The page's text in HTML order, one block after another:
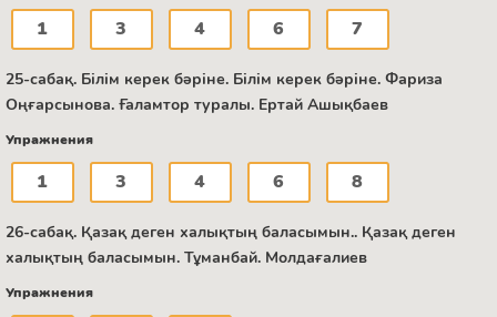
1 3 4 6 7
25-сабақ. Білім керек бәріне. Білім керек бәріне. Фариза
Оңғарсынова. Ғаламтор туралы. Ертай Ашықбаев
Упражнения
1 3 4 6 8
26-сабақ. Қазақ деген халықтың баласымын.. Қазақ деген
халықтың баласымын. Тұманбай. Молдағалиев
Упражнения